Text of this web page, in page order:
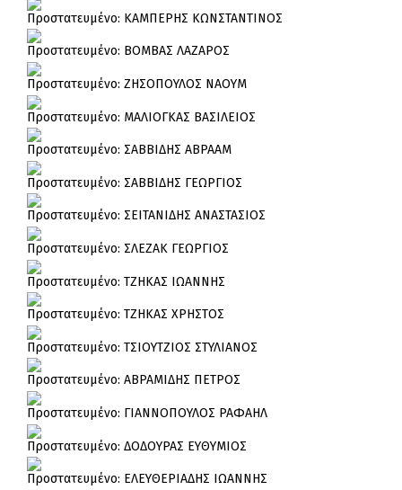
Πρoστατευμένο: ΚΑΜΠΕΡΗΣ ΚΩΝΣΤΑΝΤΙΝΟΣ
Πρoστατευμένο: ΒΟΜΒΑΣ ΛΑΖΑΡΟΣ
Πρoστατευμένο: ΖΗΣΟΠΟΥΛΟΣ ΝΑΟΥΜ
Πρoστατευμένο: ΜΑΛΙΟΓΚΑΣ ΒΑΣΙΛΕΙΟΣ
Πρoστατευμένο: ΣΑΒΒΙΔΗΣ ΑΒΡΑΑΜ
Πρoστατευμένο: ΣΑΒΒΙΔΗΣ ΓΕΩΡΓΙΟΣ
Πρoστατευμένο: ΣΕΙΤΑΝΙΔΗΣ ΑΝΑΣΤΑΣΙΟΣ
Πρoστατευμένο: ΣΛΕΖΑΚ ΓΕΩΡΓΙΟΣ
Πρoστατευμένο: ΤΖΗΚΑΣ ΙΩΑΝΝΗΣ
Πρoστατευμένο: ΤΖΗΚΑΣ ΧΡΗΣΤΟΣ
Πρoστατευμένο: ΤΣΙΟΥΤΖΙΟΣ ΣΤΥΛΙΑΝΟΣ
Πρoστατευμένο: ΑΒΡΑΜΙΔΗΣ ΠΕΤΡΟΣ
Πρoστατευμένο: ΓΙΑΝΝΟΠΟΥΛΟΣ ΡΑΦΑΗΛ
Πρoστατευμένο: ΔΟΔΟΥΡΑΣ ΕΥΘΥΜΙΟΣ
Πρoστατευμένο: ΕΛΕΥΘΕΡΙΑΔΗΣ ΙΩΑΝΝΗΣ